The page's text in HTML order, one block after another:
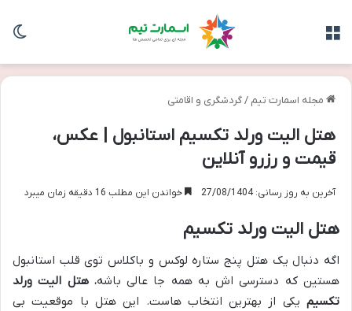
مجله اسمارت تیم /گردشگری و اقامتی
هتل الیت ورلد تکسیم استانبول | عکس،
قیمت و رزرو آنلاین
آخرین به روز رسانی: 27/08/1404 خواندن این مطلب 16 دقیقه زمان میبرد
هتل الیت ورلد تکسیم
اگه دنبال یک هتل پنج ستاره لوکس و باکلاس توی قلب استانبول
هستین که دسترسی اش به همه جا عالی باشه،هتل الیت ورلد
تکسیم یکی از بهترین انتخاب هاست. این هتل با موقعیت بی